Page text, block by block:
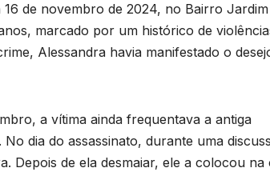
de novembro de 2024, no Bairro Jardim
marcado por um histórico de
Alessandra havia manifestado o
a vítima ainda frequentava a antiga
dia do assassinato, durante uma
Depois de ela desmaiar, ele a colocou na